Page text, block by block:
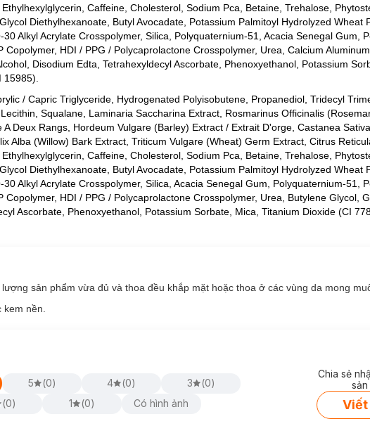
Caffeine, Cholesterol, Sodium Pca, Betaine, Trehalose,
Diethylhexanoate, Butyl Avocadate, Potassium Palmitoyl Hydrolyzed Wheat
Alkyl Acrylate Crosspolymer, Silica, Polyquaternium-51, Acacia Senegal Gum,
HDI / PPG / Polycaprolactone Crosspolymer, Urea, Calcium
Disodium Edta, Tetrahexyldecyl Ascorbate, Phenoxyethanol, Potassium
/ Capric Triglyceride, Hydrogenated Polyisobutene, Propanediol, Tridecyl
Squalane, Laminaria Saccharina Extract, Rosmarinus Officinalis
Deux Rangs, Hordeum Vulgare (Barley) Extract / Extrait D'orge, Castanea
Alba (Willow) Bark Extract, Triticum Vulgare (Wheat) Germ Extract, Citrus
Caffeine, Cholesterol, Sodium Pca, Betaine, Trehalose,
Diethylhexanoate, Butyl Avocadate, Potassium Palmitoyl Hydrolyzed Wheat
Alkyl Acrylate Crosspolymer, Silica, Acacia Senegal Gum, Polyquaternium-51,
HDI / PPG / Polycaprolactone Crosspolymer, Urea, Butylene Glycol,
Ascorbate, Phenoxyethanol, Potassium Sorbate, Mica, Titanium Dioxide (CI
sản phẩm vừa đủ và thoa đều khắp mặt hoặc thoa ở các vùng da mong
nền.
5 (0) 4 (0) 3 (0)
(0) 1 (0) Có hình ảnh
Chia sẻ
Viết